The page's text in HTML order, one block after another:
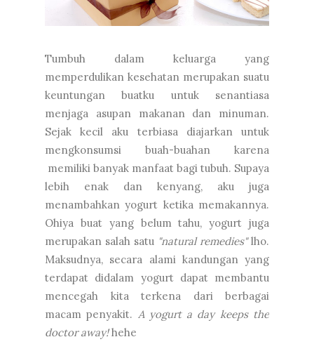
Tumbuh dalam keluarga yang
memperdulikan kesehatan merupakan suatu
keuntungan buatku untuk senantiasa
menjaga asupan makanan dan minuman.
Sejak kecil aku terbiasa diajarkan untuk
mengkonsumsi buah-buahan karena
memiliki banyak manfaat bagi tubuh. Supaya
lebih enak dan kenyang, aku juga
menambahkan yogurt ketika memakannya.
Ohiya buat yang belum tahu, yogurt juga
merupakan salah satu "natural remedies"lho.
Maksudnya, secara alami kandungan yang
terdapat didalam yogurt dapat membantu
mencegah kita terkena dari berbagai
macam penyakit. A yogurt a day keeps the
doctor away!hehe